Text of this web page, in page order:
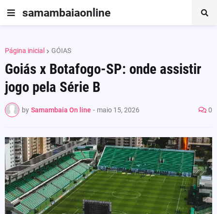
samambaiaonline
Página inicial GÓIAS
Goiás x Botafogo-SP: onde assistir
jogo pela Série B
by Samambaia On line - maio 15, 2026 0